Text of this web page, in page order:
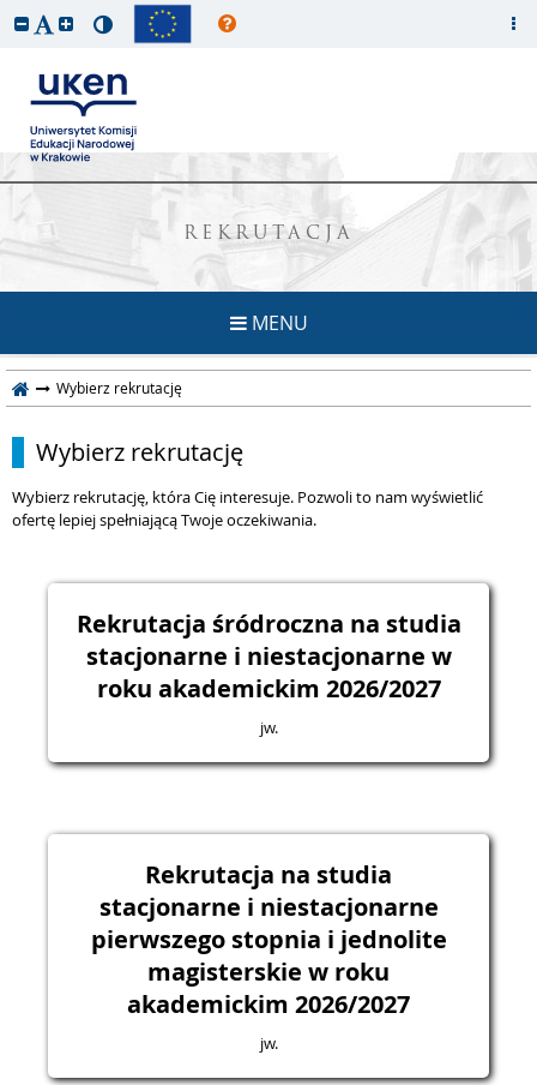
REKRUTACJA
MENU
Wybierz rekrutację
Wybierz rekrutację
Wybierz rekrutację, która Cię interesuje. Pozwoli to nam wyświetlić
ofertę lepiej spełniającą Twoje oczekiwania.
Rekrutacja śródroczna na studia
stacjonarne i niestacjonarne w
roku akademickim 2026/2027
jw.
Rekrutacja na studia
stacjonarne i niestacjonarne
pierwszego stopnia i jednolite
magisterskie w roku
akademickim 2026/2027
jw.